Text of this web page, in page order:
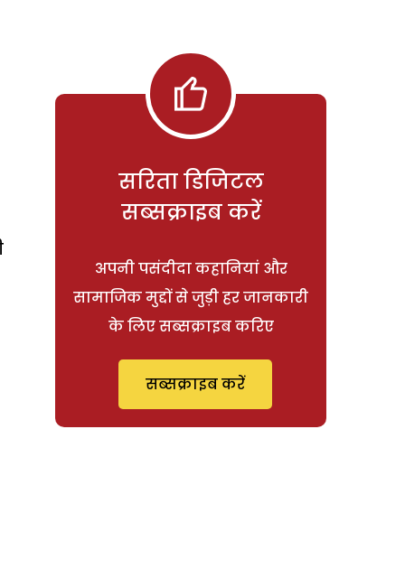
सरिता डिजिटल
सब्सक्राइब करें
अपनी पसंदीदा कहानियां और
सामाजिक मुद्दों से जुड़ी हर जानकारी
के लिए सब्सक्राइब करिए
सब्सक्राइब करें